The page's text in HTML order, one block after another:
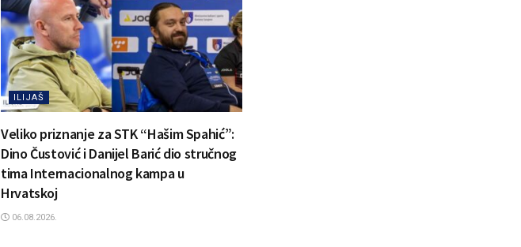
ILIJAŠ
Veliko priznanje za STK “Hašim Spahić”:
Dino Čustović i Danijel Barić dio stručnog
tima Internacionalnog kampa u
Hrvatskoj
06.08.2026.